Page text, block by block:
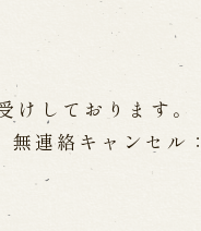
けしております。
連絡キャンセル